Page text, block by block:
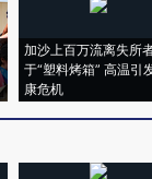
加沙上百万流离失所
于“塑料烤箱” 高温引
康危机